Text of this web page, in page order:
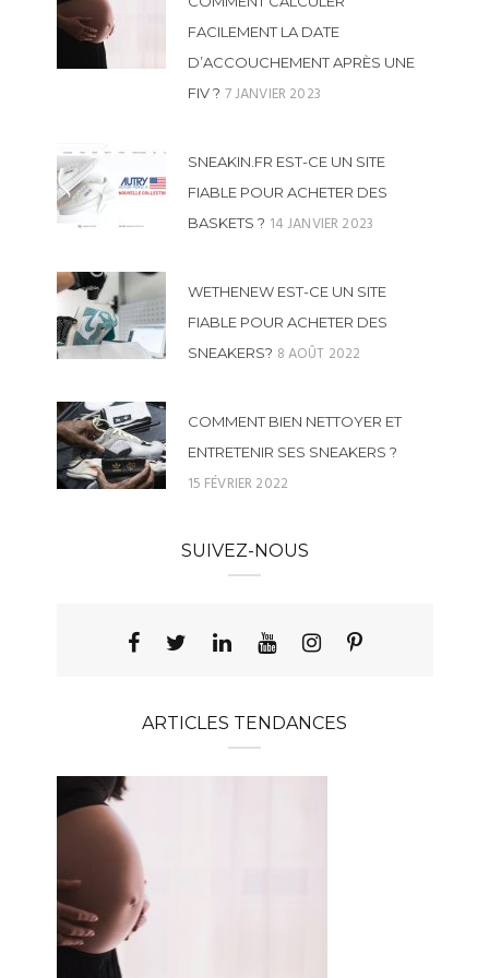
FACILEMENT LA DATE
D’ACCOUCHEMENT APRÈS UNE
FIV ? 7 JANVIER 2023
SNEAKIN.FR EST-CE UN SITE
FIABLE POUR ACHETER DES
BASKETS ? 14 JANVIER 2023
WETHENEW EST-CE UN SITE
FIABLE POUR ACHETER DES
SNEAKERS? 8 AOÛT 2022
COMMENT BIEN NETTOYER ET
ENTRETENIR SES SNEAKERS ?
15 FÉVRIER 2022
SUIVEZ-NOUS
ARTICLES TENDANCES